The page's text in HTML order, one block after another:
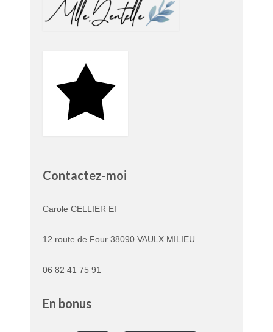
Contactez-moi
Carole CELLIER EI
12 route de Four 38090 VAULX MILIEU
06 82 41 75 91
En bonus